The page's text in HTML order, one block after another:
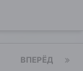
ВПЕРЁД